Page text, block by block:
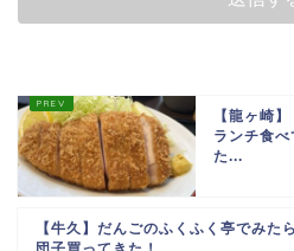
【龍ヶ崎
ランチ食
た...
【牛久】だんごのふくふく亭でみた